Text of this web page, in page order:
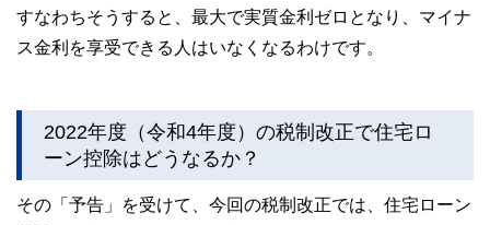
すなわちそうすると、最大で実質金利ゼロとなり、マイナ
ス金利を享受できる人はいなくなるわけです。
2022年度（令和4年度）の税制改正で住宅ロ
ーン控除はどうなるか？
その「予告」を受けて、今回の税制改正では、住宅ローン